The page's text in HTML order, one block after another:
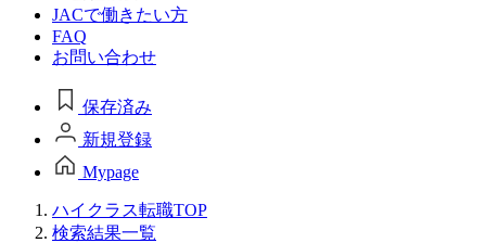
JACで働きたい方
FAQ
お問い合わせ
保存済み
新規登録
Mypage
ハイクラス転職TOP
検索結果一覧